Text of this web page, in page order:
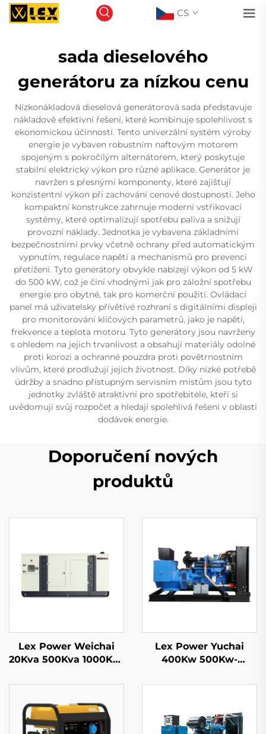
CS
sada dieselového
generátoru za nízkou cenu
Nízkonákladová dieselová generátorová sada představuje
nákladově efektivní řešení, které kombinuje spolehlivost s
ekonomickou účinností. Tento univerzální systém výroby
energie je vybaven robustním naftovým motorem
spojeným s pokročilým alternátorem, který poskytuje
stabilní elektrický výkon pro různé aplikace. Generátor je
navržen s přesnými komponenty, které zajišťují
konzistentní výkon při zachování cenové dostupnosti. Jeho
kompaktní konstrukce zahrnuje moderní vstřikovací
systémy, které optimalizují spotřebu paliva a snižují
provozní náklady. Jednotka je vybavena základními
bezpečnostními prvky včetně ochrany před automatickým
vypnutím, regulace napětí a mechanismů pro prevenci
přetížení. Tyto generátory obvykle nabízejí výkon od 5 kW
do 500 kW, což je činí vhodnými jak pro záložní spotřebu
energie pro obytné, tak pro komerční použití. Ovládací
panel má uživatelsky přívětivé rozhraní s digitálními displeji
pro monitorování klíčových parametrů, jako je napětí,
frekvence a teplota motoru. Tyto generátory jsou navrženy
s ohledem na jejich trvanlivost a obsahují materiály odolné
proti korozi a ochranné pouzdra proti povětrnostním
vlivům, které prodlužují jejich životnost. Díky nízké potřebě
údržby a snadno přístupným servisním místům jsou tyto
jednotky zvláště atraktivní pro spotřebitele, kteří si
uvědomují svůj rozpočet a hledají spolehlivá řešení v oblasti
dodávek energie.
Doporučení nových
produktů
Lex Power Weichai
20Kva 500Kva 1000Kva
dieselový
Výrobní cena
Lex Power Yuchai
400Kw 500Kw-
generátorový soubor
50/60Hz